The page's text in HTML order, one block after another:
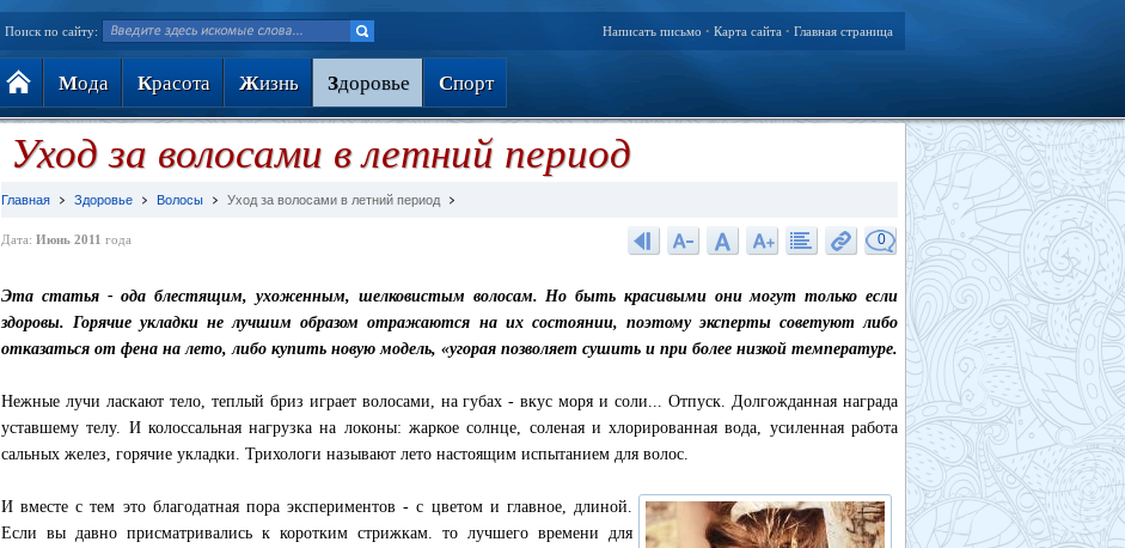
Поиск по сайту: Написать письмо • Карта сайта • Главная страница
Мода Красота Жизнь Здоровье Спорт
Уход за волосами в летний период
Главная Здоровье Волосы Уход за волосами в летний период
Дата: Июнь 2011 года 0
Эта статья - ода блестящим, ухоженным, шелковистым волосам. Но быть красивыми они могут только если
здоровы. Горячие укладки не лучшим образом отражаются на их состоянии, поэтому эксперты советуют либо
отказаться от фена на лето, либо купить новую модель, «угорая позволяет сушить и при более низкой температуре.
Нежные лучи ласкают тело, теплый бриз играет волосами, на губах - вкус моря и соли... Отпуск. Долгожданная награда
уставшему телу. И колоссальная нагрузка на локоны: жаркое солнце, соленая и хлорированная вода, усиленная работа
сальных желез, горячие укладки. Трихологи называют лето настоящим испытанием для волос.
И вместе с тем это благодатная пора экспериментов - с цветом и главное, длиной.
Если вы давно присматривались к коротким стрижкам. то лучшего времени для